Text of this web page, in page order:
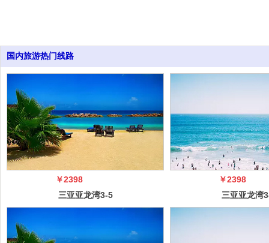
国内旅游热门线路
￥2398
三亚亚龙湾3-5
日自由行（5
￥2398
三亚亚龙湾
日自由行（